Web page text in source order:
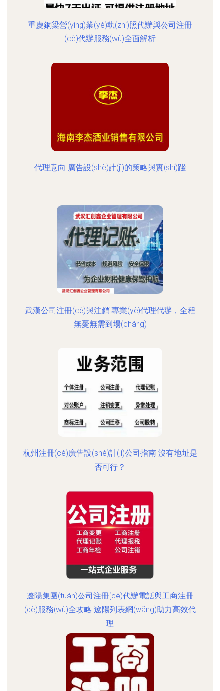
重慶銅梁營(yíng)業(yè)執(zhí)照代辦與公司注冊
(cè)代辦服務(wù)全面解析
代理意向 廣告設(shè)計(jì)的策略與實(shí)踐
武漢公司注冊(cè)與注銷 專業(yè)代理代辦，全程
無憂無需到場(chǎng)
杭州注冊(cè)廣告設(shè)計(jì)公司指南 沒有地址是
否可行？
遼陽集團(tuán)公司注冊(cè)代辦電話與工商注冊
(cè)服務(wù)全攻略 遼陽列表網(wǎng)助力高效代
理